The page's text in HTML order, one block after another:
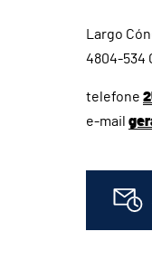
Largo
4804-534
telefone
e-mail